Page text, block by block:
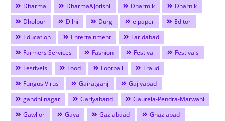
Dharma
Dharma&Jotishi Dharmik
Dharnik
Dholpur
Dilhi Durg e paper
Editor
Education
Entertainment
Faridabad
Farmers Services
Fashion Festival
Festivals
Festivels
Food Football
Fraud
Fungus Virus
Gairatganj
Gajiyabad
gandhi nagar
Gariyaband
Gaurela-Pendra-Marwahi
Gawlior
Gaya Gaziabaad
Ghaziabad